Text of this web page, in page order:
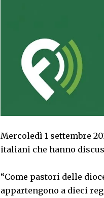
Mercoledì 1 settembre
italiani che hanno
“Come pastori delle
appartengono a dieci